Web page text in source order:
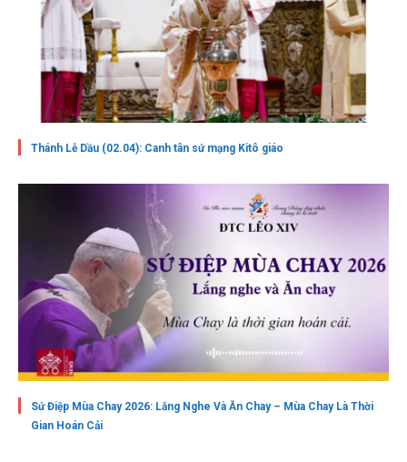
Thánh Lễ Dầu (02.04): Canh tân sứ mạng Kitô giáo
Sứ Điệp Mùa Chay 2026: Lắng Nghe Và Ăn Chay – Mùa Chay Là Thời
Gian Hoán Cải